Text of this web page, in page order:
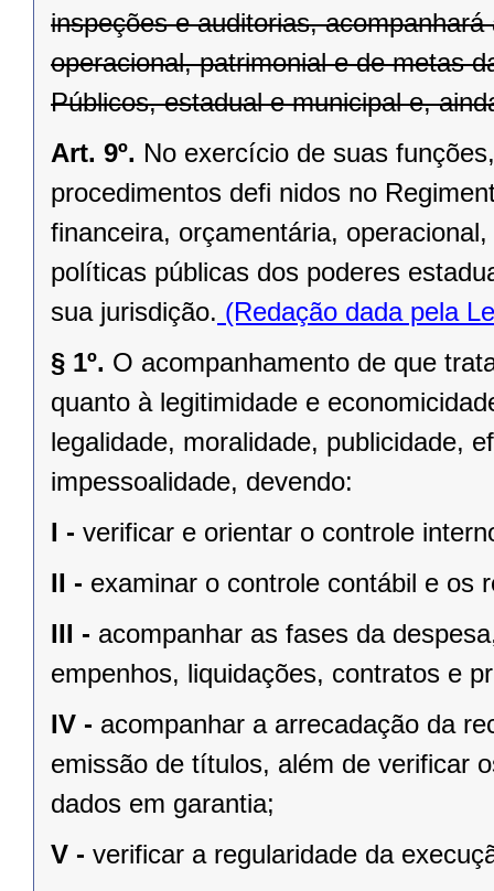
inspeções e auditorias,
operacional, patrimonial e de metas
Públicos, estadual e municipal e,
Art. 9º. No exercício de suas
procedimentos defi nidos no
financeira, orçamentária,
políticas públicas dos poderes
sua jurisdição. (Redação dada pela
§ 1º. O acompanhamento de que
quanto à legitimidade e
legalidade, moralidade, publicidade,
impessoalidade, devendo:
I - verificar e orientar o controle
II - examinar o controle contábil e os
III - acompanhar as fases da
empenhos, liquidações, contratos e
IV - acompanhar a arrecadação da
emissão de títulos, além de verificar
dados em garantia;
V - verificar a regularidade da